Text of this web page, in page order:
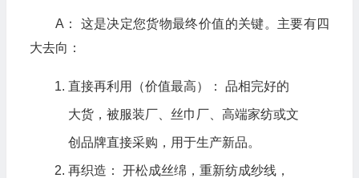
A： 这是决定您货物最终价值的关键。主要有四
大去向：
直接再利用（价值最高）： 品相完好的
大货，被服装厂、丝巾厂、高端家纺或文
创品牌直接采购，用于生产新品。
再织造： 开松成丝绵，重新纺成纱线，